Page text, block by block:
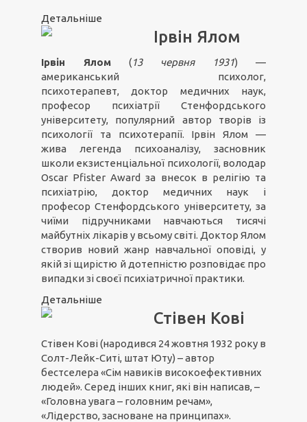
Детальніше
Ірвін Ялом
Ірвін Ялом (13 червня 1931) —
американський психолог,
психотерапевт, доктор медичних наук,
професор психіатрії Стенфордського
університету, популярний автор творів із
психології та психотерапії. Ірвін Ялом —
жива легенда психоаналізу, засновник
школи екзистенціальної психології, володар
Oscar Pfister Award за внесок в релігію та
психіатрію, доктор медичних наук і
професор Стенфордського університету, за
чиїми підручниками навчаються тисячі
майбутніх лікарів у всьому світі. Доктор Ялом
створив новий жанр навчальної оповіді, у
якій зі щирістю й дотепністю розповідає про
випадки зі своєї психіатричної практики.
Детальніше
Стівен Кові
Стівен Кові (народився 24 жовтня 1932 року в
Солт-Лейк-Ситі, штат Юту) – автор
бестселера «Сім навиків високоефективних
людей». Серед інших книг, які він написав, –
«Головна увага – головним речам»,
«Лідерство, засноване на принципах».